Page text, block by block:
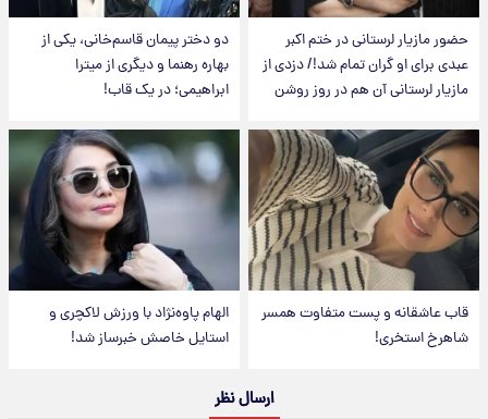
حضور مازیار لرستانی در ختم اکبر
عبدی برای او گران تمام شد!/ دزدی از
مازیار لرستانی آن هم در روز روشن
دو دختر پیمان قاسم‌خانی، یکی از
بهاره رهنما و دیگری از میترا
ابراهیمی؛ در یک قاب!
قاب عاشقانه و پست متفاوت همسر
شاهرخ استخری!
الهام پاوه‌نژاد با ورزش لاکچری و
استایل خاصش خبرساز شد!
ارسال نظر